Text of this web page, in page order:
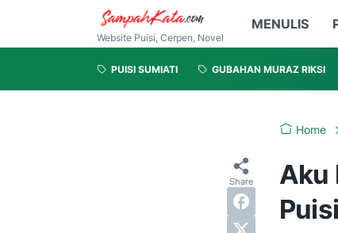
Website Puisi, Cerpen, Novel
MENULIS
PUISI SUMIATI GUBAHAN MURAZ RIKSI
Home
Aku